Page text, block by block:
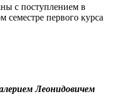
с поступлением в
первого курса
Леонидовичем